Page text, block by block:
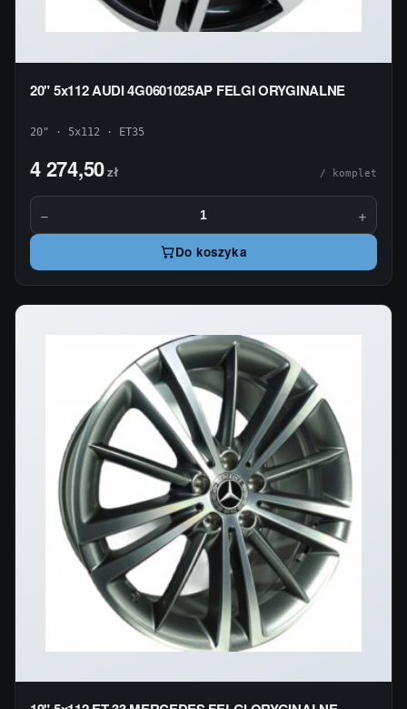
20" 5x112 AUDI 4G0601025AP FELGI ORYGINALNE
20" · 5x112 · ET35
4 274,50zł / komplet
− +
Do koszyka